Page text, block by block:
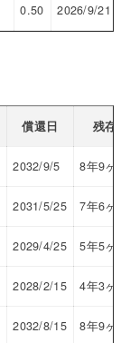
0.50 2026/9/21
償還日 残存
2032/9/5 8年9ヶ月
2031/5/25 7年6ヶ月
2029/4/25 5年5ヶ月
2028/2/15 4年3ヶ月
2032/8/15 8年9ヶ月